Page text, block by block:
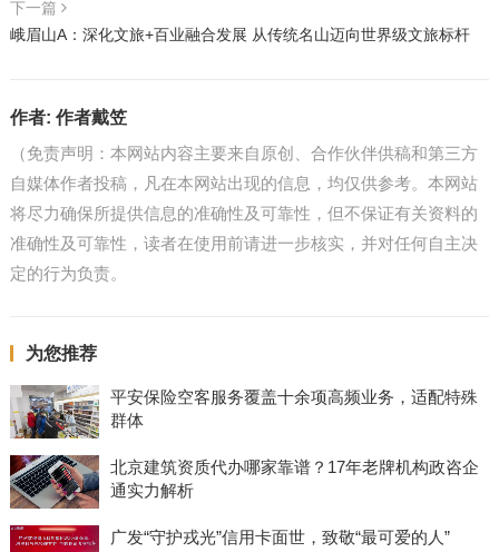
下一篇
峨眉山A：深化文旅+百业融合发展 从传统名山迈向世界级文旅标杆
作者: 作者戴笠
（免责声明：本网站内容主要来自原创、合作伙伴供稿和第三方
自媒体作者投稿，凡在本网站出现的信息，均仅供参考。本网站
将尽力确保所提供信息的准确性及可靠性，但不保证有关资料的
准确性及可靠性，读者在使用前请进一步核实，并对任何自主决
定的行为负责。
为您推荐
平安保险空客服务覆盖十余项高频业务，适配特殊
群体
北京建筑资质代办哪家靠谱？17年老牌机构政咨企
通实力解析
广发“守护戎光”信用卡面世，致敬“最可爱的人”